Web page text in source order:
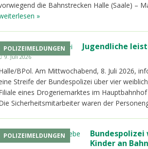
die Bahnstrecken Halle (Saale) –
»
POLIZEIMELDUNGEN Jugendliche
9. Juli 2026
BPol. Am Mittwochabend, 8. Juli 2026,
Streife der Bundespolizei über vier
eines Drogeriemarktes im
Sicherheitsmitarbeiter waren der
POLIZEIMELDUNGEN
Kinder an